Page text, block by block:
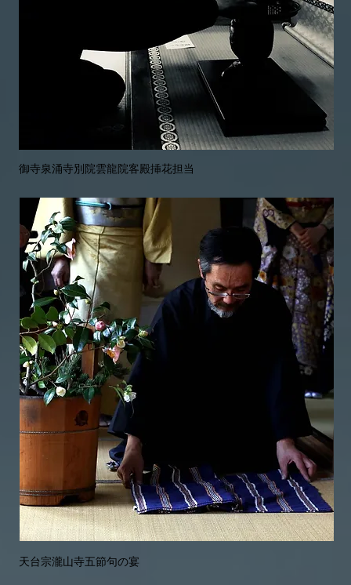
御寺泉涌寺別院雲龍院客殿挿花担当
天台宗瀧山寺五節句の宴